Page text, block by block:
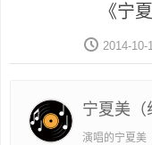
《宁
2014-10-
宁夏美（
演唱的宁夏美